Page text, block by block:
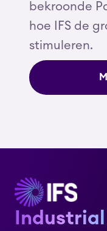
bekroonde
hoe IFS de
stimuleren.
Industrial